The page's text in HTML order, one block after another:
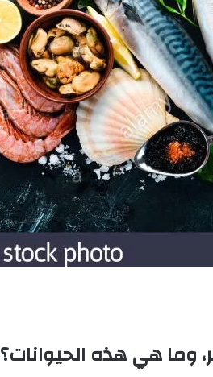
وما هي هذه الحيوانات؟